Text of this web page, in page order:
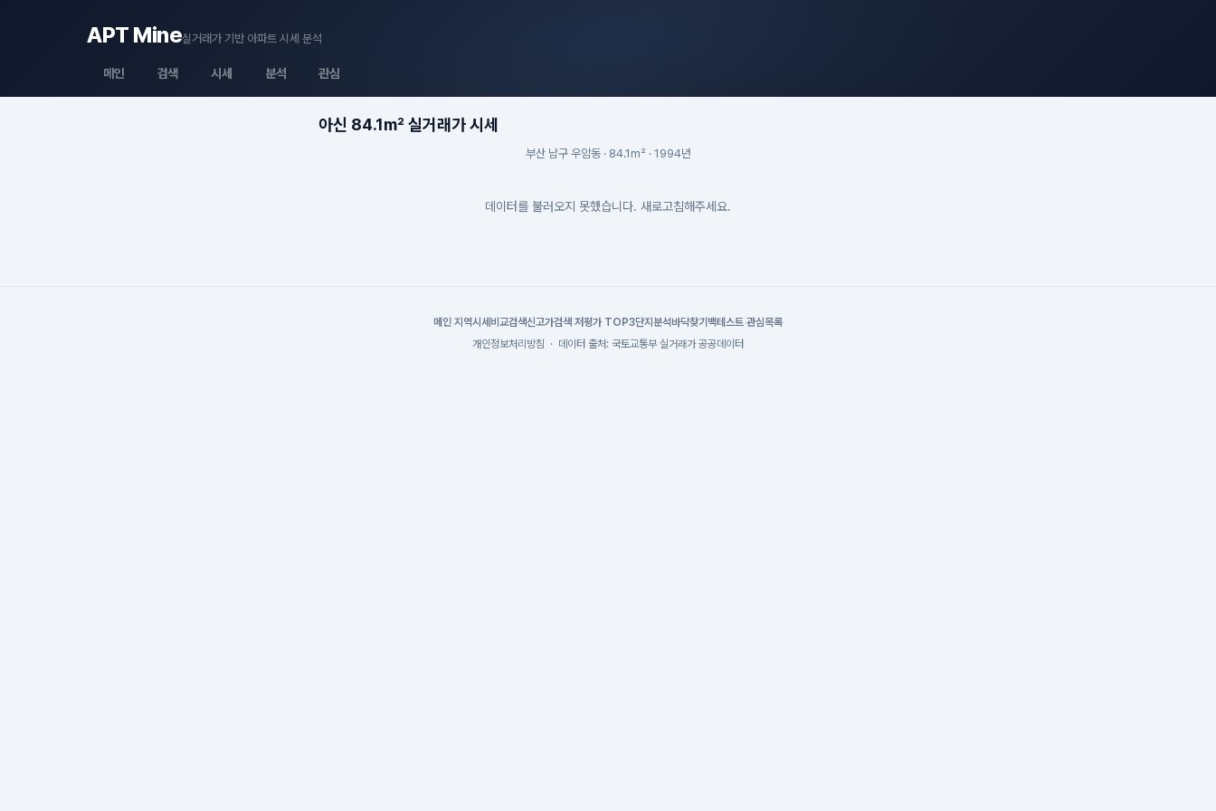
APT Mine실거래가 기반 아파트 시세 분석
메인 검색 시세 분석 관심
아신 84.1m² 실거래가 시세
부산 남구 우암동 · 84.1m² · 1994년
데이터를 불러오지 못했습니다. 새로고침해주세요.
메인 지역시세 비교검색신고가검색 저평가 TOP3단지분석 바닥찾기 백테스트 관심목록
개인정보처리방침 · 데이터 출처: 국토교통부 실거래가 공공데이터